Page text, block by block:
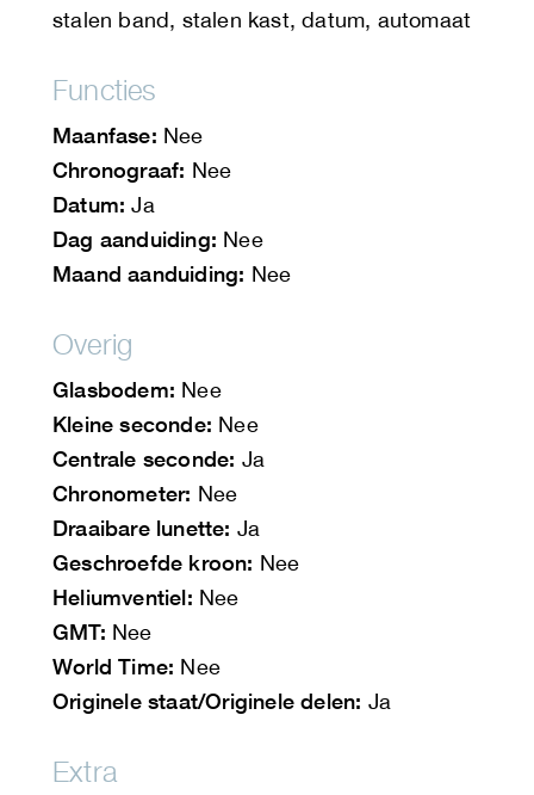
stalen band, stalen kast, datum, automaat
Functies
Maanfase: Nee
Chronograaf: Nee
Datum: Ja
Dag aanduiding: Nee
Maand aanduiding: Nee
Overig
Glasbodem: Nee
Kleine seconde: Nee
Centrale seconde: Ja
Chronometer: Nee
Draaibare lunette: Ja
Geschroefde kroon: Nee
Heliumventiel: Nee
GMT: Nee
World Time: Nee
Originele staat/Originele delen: Ja
Extra